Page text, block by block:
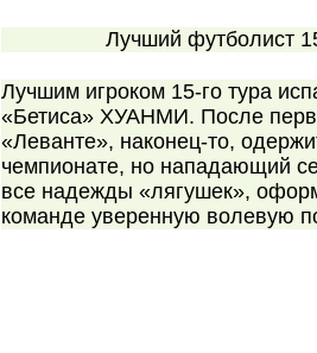
Лучший футболист
Лучшим игроком 15-го тура
«Бетиса» ХУАНМИ. После
«Леванте», наконец-то,
чемпионате, но нападающий
все надежды «лягушек»,
команде уверенную волевую